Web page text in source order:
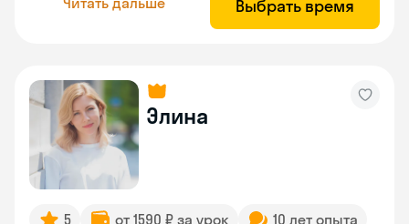
Выбрать время
Элина
5 от 1590 ₽ за урок
10 лет опыта